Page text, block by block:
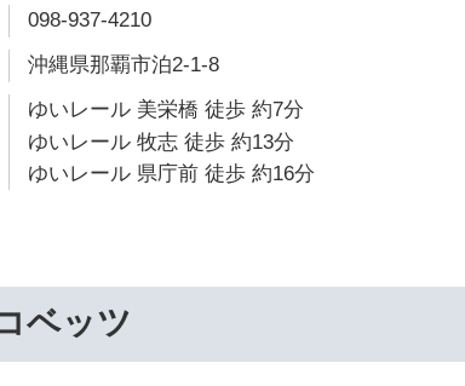
098-937-4210
沖縄県那覇市泊2-1-8
ゆいレール 美栄橋 徒歩 約7分
ゆいレール 牧志 徒歩 約13分
ゆいレール 県庁前 徒歩 約16分
ベッツ